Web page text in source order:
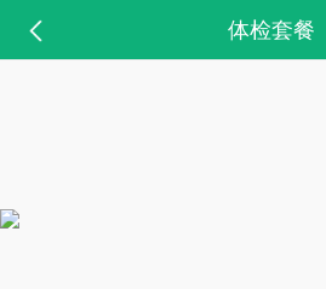
体检套餐